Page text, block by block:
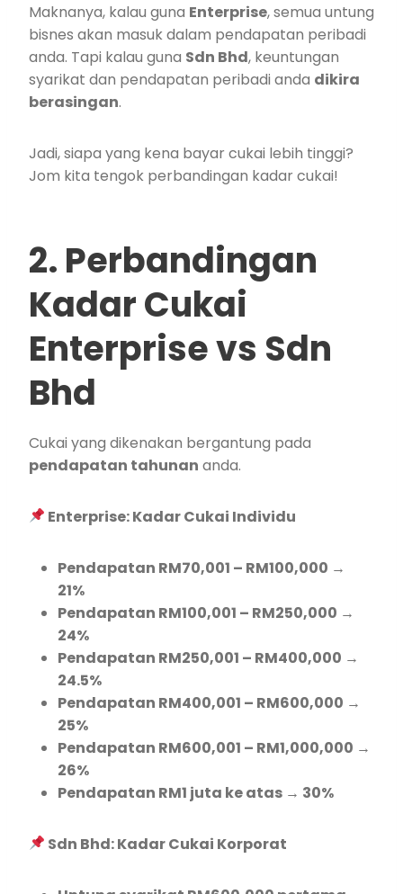
Maknanya, kalau guna Enterprise, semua untung
bisnes akan masuk dalam pendapatan peribadi
anda. Tapi kalau guna Sdn Bhd, keuntungan
syarikat dan pendapatan peribadi anda dikira
berasingan.
Jadi, siapa yang kena bayar cukai lebih tinggi?
Jom kita tengok perbandingan kadar cukai!
2. Perbandingan
Kadar Cukai
Enterprise vs Sdn
Bhd
Cukai yang dikenakan bergantung pada
pendapatan tahunan anda.
Enterprise: Kadar Cukai Individu
Pendapatan RM70,001 – RM100,000 →
21%
Pendapatan RM100,001 – RM250,000 →
24%
Pendapatan RM250,001 – RM400,000 →
24.5%
Pendapatan RM400,001 – RM600,000 →
25%
Pendapatan RM600,001 – RM1,000,000 →
26%
Pendapatan RM1 juta ke atas → 30%
Sdn Bhd: Kadar Cukai Korporat